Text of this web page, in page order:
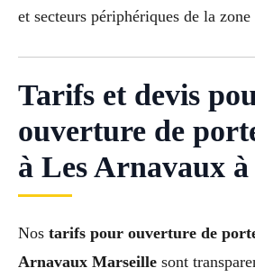
et secteurs périphériques de la
Tarifs et devis
ouverture de
à Les Arnavaux
Nos tarifs pour ouverture de
Arnavaux Marseille sont